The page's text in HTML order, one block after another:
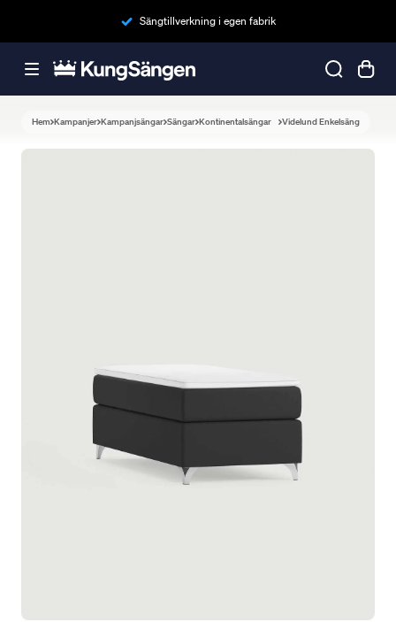
Sängtillverkning i egen fabrik
Hem Kampanjer Kampanjsängar Sängar Kontinentalsängar Videlund Enkelsäng